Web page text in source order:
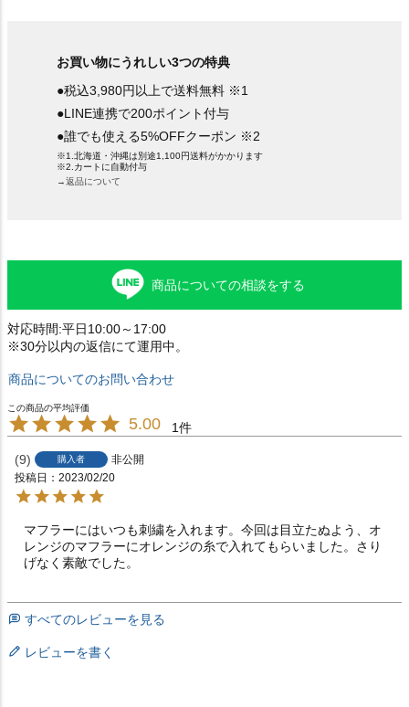
お買い物にうれしい3つの特典
●税込3,980円以上で送料無料 ※1
●LINE連携で200ポイント付与
●誰でも使える5%OFFクーポン ※2
※1.北海道・沖縄は別途1,100円送料がかかります
※2.カートに自動付与
→返品について
商品についての相談をする
対応時間:平日10:00～17:00
※30分以内の返信にて運用中。
商品についてのお問い合わせ
5.00 1
9 購入者
非公開
投稿日
2023/02/20
マフラーにはいつも刺繍を入れます。今回は目立たぬよう、オ
レンジのマフラーにオレンジの糸で入れてもらいました。さり
げなく素敵でした。
すべてのレビューを見る
レビューを書く